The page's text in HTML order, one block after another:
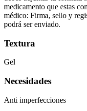
medicamento que estas
médico: Firma, sello y
podrá ser enviado.
Textura
Gel
Necesidades
Anti imperfecciones